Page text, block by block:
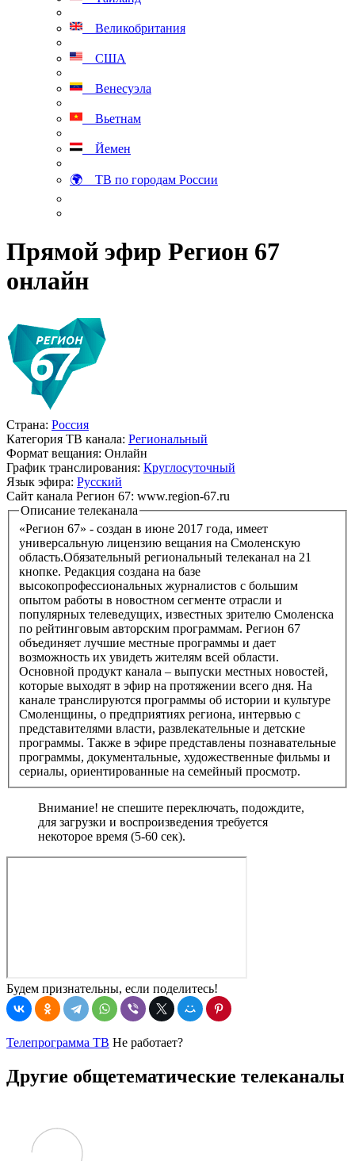
Великобритания
США
Венесуэла
Вьетнам
Йемен
🌍 ТВ по городам России
Прямой эфир Регион 67
онлайн
Страна: Россия
Категория ТВ канала: Региональный
Формат вещания: Онлайн
График транслирования: Круглосуточный
Язык эфира: Русский
Сайт канала Регион 67: www.region-67.ru
Описание телеканала
«Регион 67» - создан в июне 2017 года, имеет
универсальную лицензию вещания на Смоленскую
область.Обязательный региональный телеканал на 21
кнопке. Редакция создана на базе
высокопрофессиональных журналистов с большим
опытом работы в новостном сегменте отрасли и
популярных телеведущих, известных зрителю Смоленска
по рейтинговым авторским программам. Регион 67
объединяет лучшие местные программы и дает
возможность их увидеть жителям всей области.
Основной продукт канала – выпуски местных новостей,
которые выходят в эфир на протяжении всего дня. На
канале транслируются программы об истории и культуре
Смоленщины, о предприятиях региона, интервью с
представителями власти, развлекательные и детские
программы. Также в эфире представлены познавательные
программы, документальные, художественные фильмы и
сериалы, ориентированные на семейный просмотр.
Внимание! не спешите переключать, подождите,
для загрузки и воспроизведения требуется
некоторое время (5-60 сек).
Будем признательны, если поделитесь!
Телепрограмма ТВ Не работает?
Другие общетематические телеканалы